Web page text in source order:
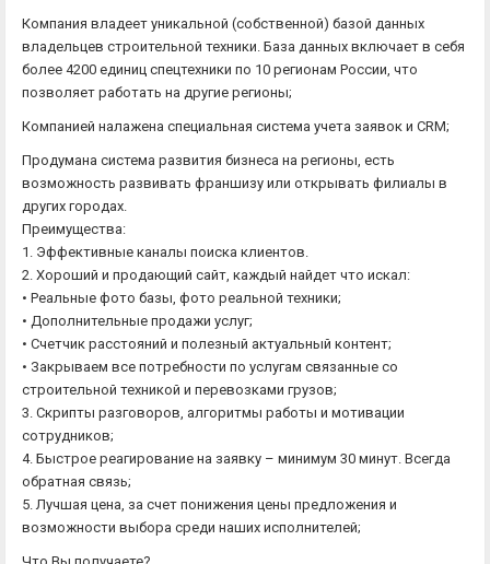
Компания владеет уникальной (собственной) базой данных
владельцев строительной техники. База данных включает в себя
более 4200 единиц спецтехники по 10 регионам России, что
позволяет работать на другие регионы;
Компанией налажена специальная система учета заявок и CRM;
Продумана система развития бизнеса на регионы, есть
возможность развивать франшизу или открывать филиалы в
других городах.
Преимущества:
1. Эффективные каналы поиска клиентов.
2. Хороший и продающий сайт, каждый найдет что искал:
• Реальные фото базы, фото реальной техники;
• Дополнительные продажи услуг;
• Счетчик расстояний и полезный актуальный контент;
• Закрываем все потребности по услугам связанные со
строительной техникой и перевозками грузов;
3. Скрипты разговоров, алгоритмы работы и мотивации
сотрудников;
4. Быстрое реагирование на заявку – минимум 30 минут. Всегда
обратная связь;
5. Лучшая цена, за счет понижения цены предложения и
возможности выбора среди наших исполнителей;